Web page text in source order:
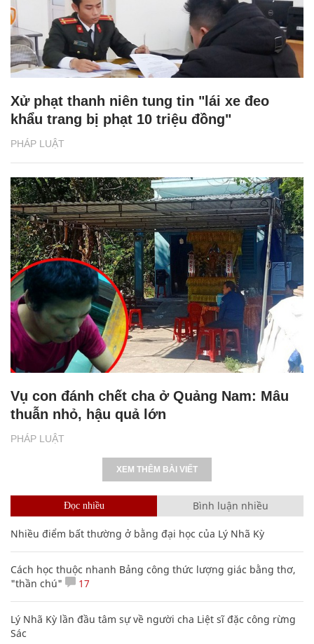
PHÁP LUẬT
Xử phạt thanh niên tung tin "lái xe đeo
khẩu trang bị phạt 10 triệu đồng"
PHÁP LUẬT
Vụ con đánh chết cha ở Quảng Nam: Mâu
thuẫn nhỏ, hậu quả lớn
XEM THÊM BÀI VIẾT
Đọc nhiều Bình luận nhiều
Nhiều điểm bất thường ở bằng đại học của Lý Nhã Kỳ
Cách học thuộc nhanh Bảng công thức lượng giác bằng thơ,
"thần chú"
17
Lý Nhã Kỳ lần đầu tâm sự về người cha Liệt sĩ đặc công rừng
Sác